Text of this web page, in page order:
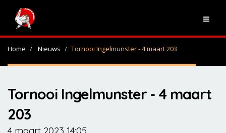
Home Nieuws Tornooi Ingelmunster - 4 maart 203
Tornooi Ingelmunster - 4 maart
203